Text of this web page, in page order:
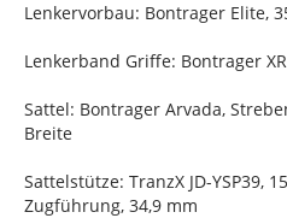
Lenkervorbau: Bontrager Elite,
Lenkerband Griffe: Bontrager
Sattel: Bontrager Arvada,
Breite
Sattelstütze: TranzX JD-YSP39,
Zugführung, 34,9 mm